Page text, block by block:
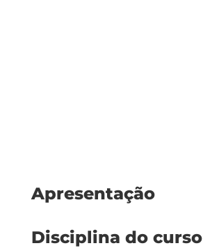
Apresentação
Disciplina do curso